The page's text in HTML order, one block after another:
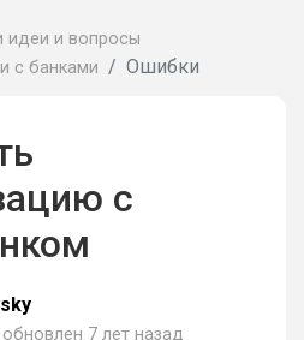
идеи и вопросы
с банками
Ошибки
с
обновлен 7 лет назад